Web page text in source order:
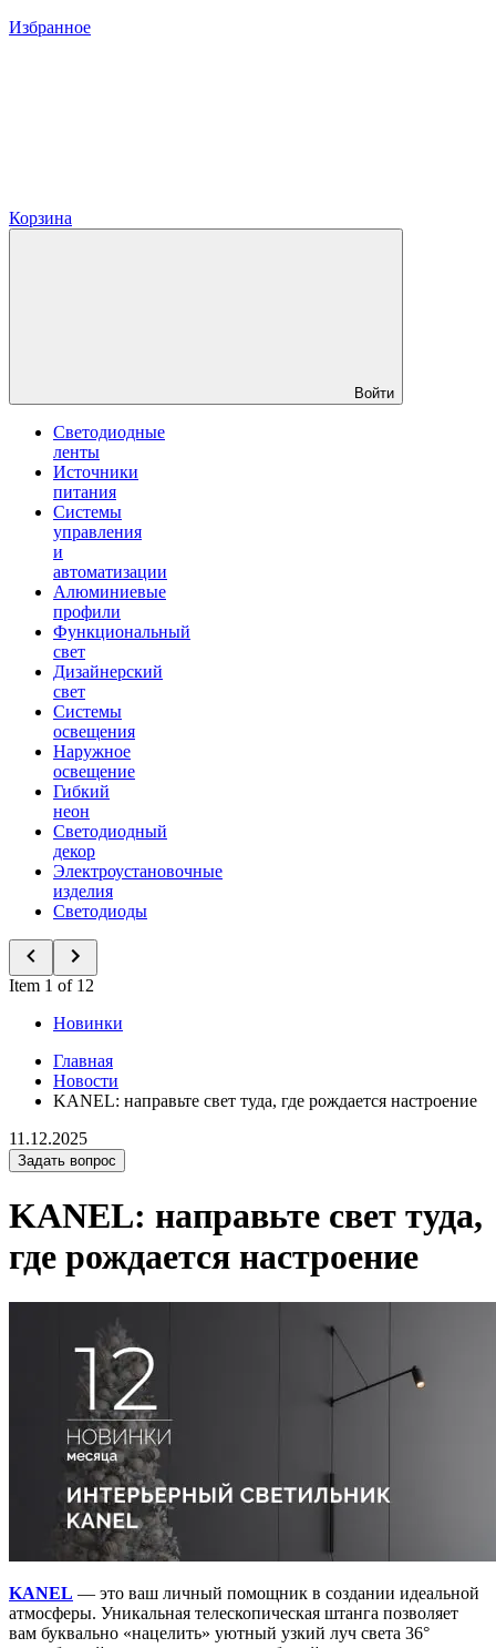
Избранное
Корзина
Войти
Светодиодные
ленты
Источники
питания
Системы
управления
и
автоматизации
Алюминиевые
профили
Функциональный
свет
Дизайнерский
свет
Системы
освещения
Наружное
освещение
Гибкий
неон
Светодиодный
декор
Электроустановочные
изделия
Светодиоды
Item 1 of 12
Новинки
Главная
Новости
KANEL: направьте свет туда, где рождается настроение
11.12.2025
Задать вопрос
KANEL: направьте свет туда,
где рождается настроение
KANEL — это ваш личный помощник в создании идеальной
атмосферы. Уникальная телескопическая штанга позволяет
вам буквально «нацелить» уютный узкий луч света 36°